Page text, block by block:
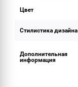
Цвет
Стилистика дизайна
Дополнительная
информация